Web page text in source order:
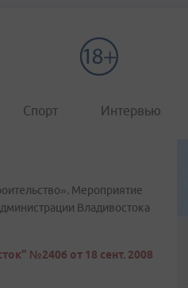
Спорт Интервью
Мероприятие
Владивостока
№2406 от 18 сент. 2008